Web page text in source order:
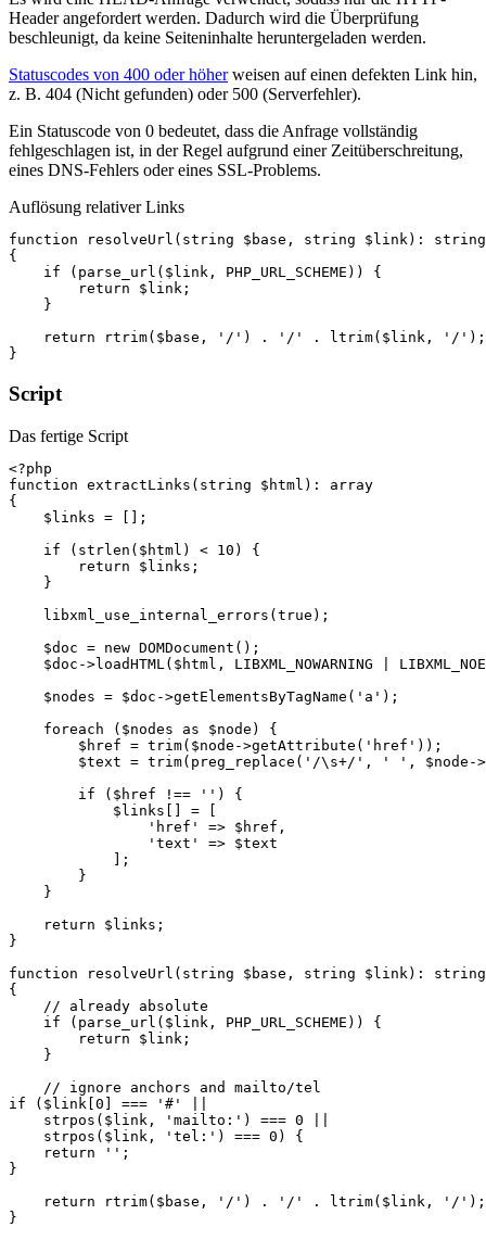
Header angefordert werden. Dadurch wird die Überprüfung
beschleunigt, da keine Seiteninhalte heruntergeladen werden.
Statuscodes von 400 oder höherweisen auf einen defekten Link hin,
z. B. 404 (Nicht gefunden) oder 500 (Serverfehler).
Ein Statuscode von 0 bedeutet, dass die Anfrage vollständig
fehlgeschlagen ist, in der Regel aufgrund einer Zeitüberschreitung,
eines DNS-Fehlers oder eines SSL-Problems.
Auflösung relativer Links
function resolveUrl ( string $base , string $link) :
string
{
if
( parse_url ( $link , PHP_URL_SCHEME ))
{
return
$link ;
}
return
rtrim( $base , '/' ) . '/' . ltrim( $link , '/' );
}
Script
Das fertige Script
<?php
function extractLinks ( string $html ) :
array
{
$links =
[];
if
( strlen ( $html ) < 10 )
{
return
$links ;
}
libxml_use_internal_errors (true );
$doc = new DOMDocument ();
$doc ->loadHTML ( $html , LIBXML_NOWARNING
$nodes = $doc ->getElementsByTagName ( 'a' );
foreach
( $nodes as $node )
{
$href = trim( $node ->getAttribute ( 'href' ));
$text = trim( preg_replace ( '/\s+/' , ' ' , $node ->
if
( $href !== '' )
{
$links [] =
[
'href'
=> $href ,
'text'
=> $text
];
}
}
return
$links ;
}
function
resolveUrl ( string $base , string $link ) :
string
{
// already absolute
if
( parse_url ( $link , PHP_URL_SCHEME ))
{
return
$link ;
}
// ignore anchors and mailto/tel
if
( $link [0 ] === '#'
strpos ( $link , 'mailto:' ) === 0
strpos ( $link , 'tel:' ) === 0 )
{
return
'' ;
}
return
rtrim( $base , '/' ) . '/' . ltrim( $link , '/' );
}